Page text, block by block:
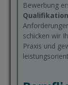
Bewerbung
schicken wir
Praxis und